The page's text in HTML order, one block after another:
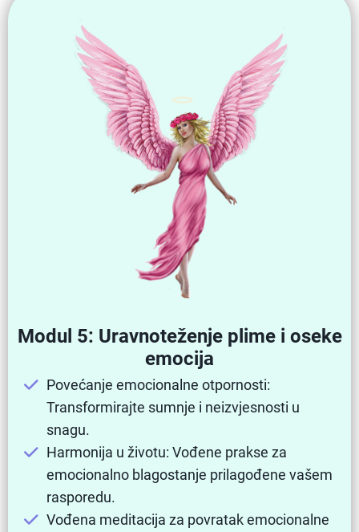
Modul 5: Uravnoteženje plime i oseke
emocija
Povećanje emocionalne otpornosti:
Transformirajte sumnje i neizvjesnosti u
snagu.
Harmonija u životu: Vođene prakse za
emocionalno blagostanje prilagođene vašem
rasporedu.
Vođena meditacija za povratak emocionalne